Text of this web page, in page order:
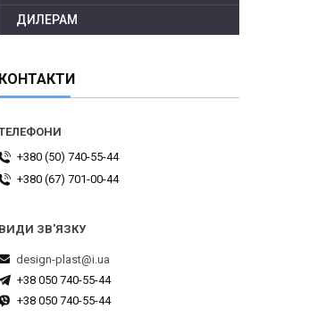
ДИЛЕРАМ
КОНТАКТИ
+380 (50) 740-55-44
+380 (67) 701-00-44
design-plast@i.ua
+38 050 740-55-44
+38 050 740-55-44